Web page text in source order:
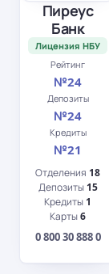
Пиреус
Банк
Лицензия НБУ
Рейтинг
№24
Депозиты
№24
Кредиты
№21
Отделения 18
Депозиты 15
Кредиты 1
Карты6
0 800 30 888 0